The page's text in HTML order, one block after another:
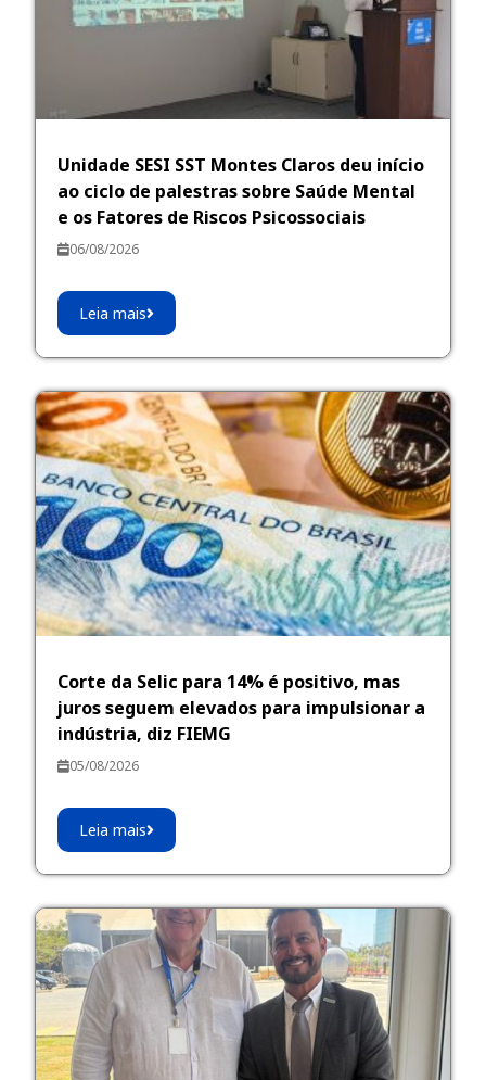
Unidade SESI SST Montes Claros deu início
ao ciclo de palestras sobre Saúde Mental
e os Fatores de Riscos Psicossociais
06/08/2026
Leia mais
Corte da Selic para 14% é positivo, mas
juros seguem elevados para impulsionar a
indústria, diz FIEMG
05/08/2026
Leia mais